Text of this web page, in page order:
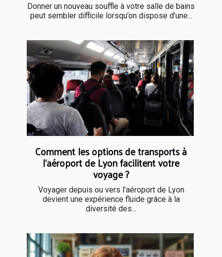
Donner un nouveau souffle à votre salle de bains
peut sembler difficile lorsqu’on dispose d’une...
Comment les options de transports à
l’aéroport de Lyon facilitent votre
voyage ?
Voyager depuis ou vers l’aéroport de Lyon
devient une expérience fluide grâce à la
diversité des...